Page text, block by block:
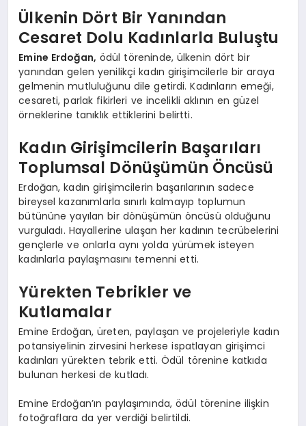
Ülkenin Dört Bir Yanından
Cesaret Dolu Kadınlarla Buluştu
Emine Erdoğan, ödül töreninde, ülkenin dört bir
yanından gelen yenilikçi kadın girişimcilerle bir araya
gelmenin mutluluğunu dile getirdi. Kadınların emeği,
cesareti, parlak fikirleri ve incelikli aklının en güzel
örneklerine tanıklık ettiklerini belirtti.
Kadın Girişimcilerin Başarıları
Toplumsal Dönüşümün Öncüsü
Erdoğan, kadın girişimcilerin başarılarının sadece
bireysel kazanımlarla sınırlı kalmayıp toplumun
bütününe yayılan bir dönüşümün öncüsü olduğunu
vurguladı. Hayallerine ulaşan her kadının tecrübelerini
gençlerle ve onlarla aynı yolda yürümek isteyen
kadınlarla paylaşmasını temenni etti.
Yürekten Tebrikler ve
Kutlamalar
Emine Erdoğan, üreten, paylaşan ve projeleriyle kadın
potansiyelinin zirvesini herkese ispatlayan girişimci
kadınları yürekten tebrik etti. Ödül törenine katkıda
bulunan herkesi de kutladı.
Emine Erdoğan’ın paylaşımında, ödül törenine ilişkin
fotoğraflara da yer verdiği belirtildi.